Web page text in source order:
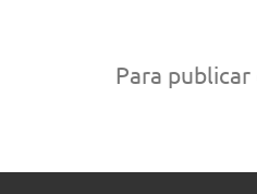
Para